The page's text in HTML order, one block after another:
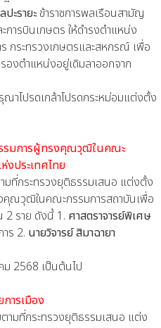
ะรายะข้าราชการพลเรือนสามัญ
ารบินเกษตร ให้ดำรงตำแหน่ง
กระทรวงเกษตรและสหกรณ์ เพื่อ
งตำแหน่งอยู่เดิมลาออกจาก
รดเกล้าโปรดกระหม่อมแต่งตั้ง
รรมการผู้ทรงคุณวุฒิในคณะ
งประเทศไทย
ะทรวงยุติธรรมเสนอ แต่งตั้ง
คุณวุฒิในคณะกรรมการสถาบันเพื่อ
2 ราย ดังนี้ 1. ศาสตราจารย์พิเศษ
ร 2. นายวิจารย์ สิมาฉายา
เป็นต้นไป
ารเมือง
กระทรวงยุติธรรมเสนอ แต่ง